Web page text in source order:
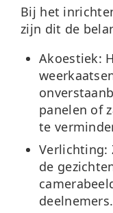
Bij het
zijn dit de
Akoestiek:
panelen of
te
Verlichting:
de
deelnemers.